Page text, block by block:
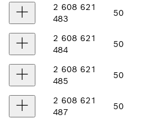
2 608 621
483
50
2 608 621
484
50
2 608 621
485
50
2 608 621
487
50